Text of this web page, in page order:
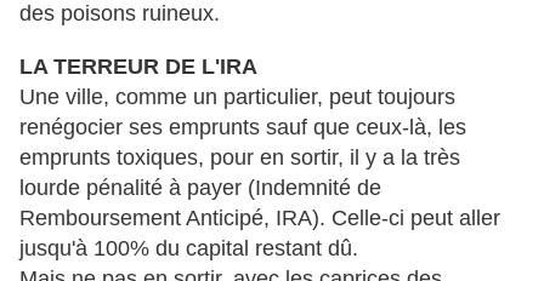
des poisons ruineux.
LA TERREUR DE L'IRA
Une ville, comme un particulier, peut toujours
renégocier ses emprunts sauf que ceux-là, les
emprunts toxiques, pour en sortir, il y a la très
lourde pénalité à payer (Indemnité de
Remboursement Anticipé, IRA). Celle-ci peut aller
jusqu'à 100% du capital restant dû.